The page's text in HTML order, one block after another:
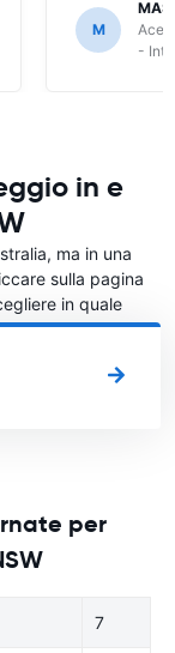
M
Ace
-
in e
ma in una
sulla pagina
in quale
per
7